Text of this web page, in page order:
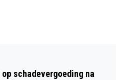
schadevergoeding na